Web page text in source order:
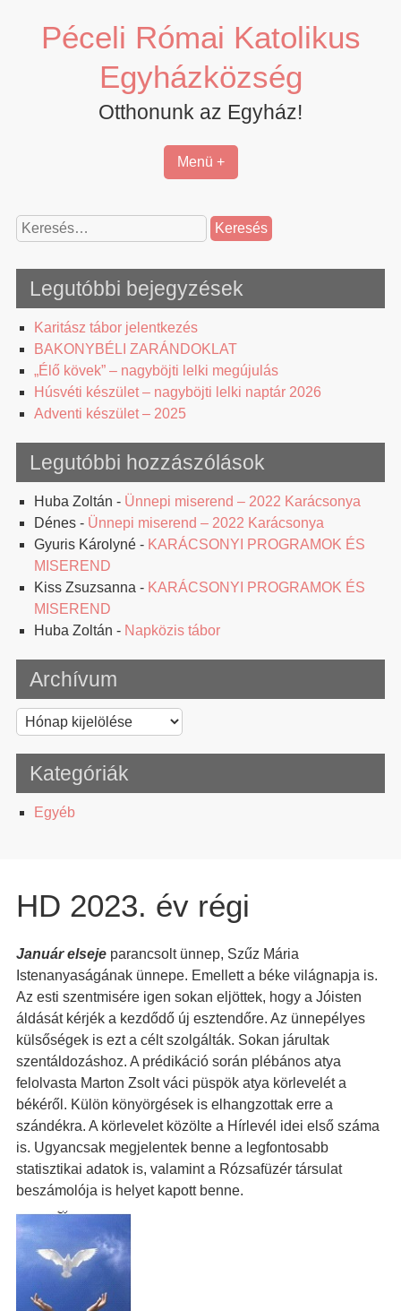
contentPéceli Római Katolikus
Egyházközség
Otthonunk az Egyház!
Menü +
Keresés:
Legutóbbi bejegyzések
Karitász tábor jelentkezés
BAKONYBÉLI ZARÁNDOKLAT
„Élő kövek” – nagyböjti lelki megújulás
Húsvéti készület – nagyböjti lelki naptár 2026
Adventi készület – 2025
Legutóbbi hozzászólások
Huba Zoltán - Ünnepi miserend – 2022 Karácsonya
Dénes- Ünnepi miserend – 2022 Karácsonya
Gyuris Károlyné- KARÁCSONYI PROGRAMOK ÉS
MISEREND
Kiss Zsuzsanna - KARÁCSONYI PROGRAMOK ÉS
MISEREND
Huba Zoltán - Napközis tábor
Archívum
Archívum
Kategóriák
Egyéb
HD 2023. év régi
Január elsejeparancsolt ünnep, Szűz Mária
Istenanyaságának ünnepe. Emellett a béke világnapja is.
Az esti szentmisére igen sokan eljöttek, hogy a Jóisten
áldását kérjék a kezdődő új esztendőre. Az ünnepélyes
külsőségek is ezt a célt szolgálták. Sokan járultak
szentáldozáshoz. A prédikáció során plébános atya
felolvasta Marton Zsolt váci püspök atya körlevelét a
békéről. Külön könyörgések is elhangzottak erre a
szándékra. A körlevelet közölte a Hírlevél idei első száma
is. Ugyancsak megjelentek benne a legfontosabb
statisztikai adatok is, valamint a Rózsafüzér társulat
beszámolója is helyet kapott benne.